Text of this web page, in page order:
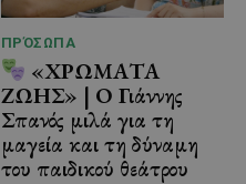
ΠΡΌΣΩΠΑ
«ΧΡΩΜΑΤΑ
ΖΩΗΣ» | Ο Γιάννης
Σπανός μιλά για τη
μαγεία και τη δύναμη
του παιδικού θεάτρου